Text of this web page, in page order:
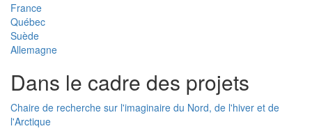
France
Québec
Suède
Allemagne
Dans le cadre des projets
Chaire de recherche sur l'imaginaire du Nord, de l'hiver et de
l'Arctique